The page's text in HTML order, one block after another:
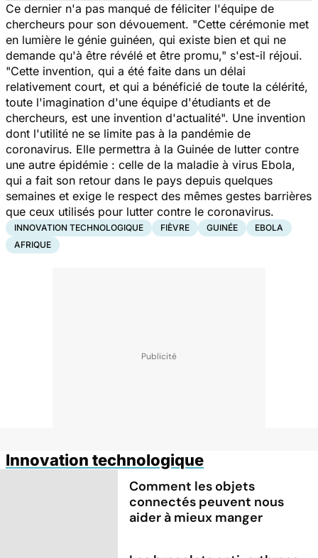
Ce dernier n'a pas manqué de féliciter l'équipe de
chercheurs pour son dévouement. "Cette cérémonie met
en lumière le génie guinéen, qui existe bien et qui ne
demande qu'à être révélé et être promu," s'est-il réjoui.
"Cette invention, qui a été faite dans un délai
relativement court, et qui a bénéficié de toute la célérité,
toute l'imagination d'une équipe d'étudiants et de
chercheurs, est une invention d'actualité". Une invention
dont l'utilité ne se limite pas à la pandémie de
coronavirus. Elle permettra à la Guinée de lutter contre
une autre épidémie : celle de la maladie à virus Ebola,
qui a fait son retour dans le pays depuis quelques
semaines et exige le respect des mêmes gestes barrières
que ceux utilisés pour lutter contre le coronavirus.
INNOVATION TECHNOLOGIQUE FIÈVRE GUINÉE
EBOLA
AFRIQUE
Innovation technologique
Comment les objets
connectés peuvent nous
aider à mieux manger